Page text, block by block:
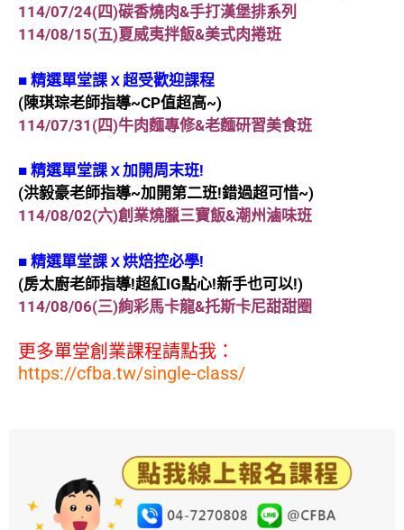
114/07/24(四)碳香燒肉&手打漢堡排系列
114/08/15(五)夏威夷拌飯&美式肉捲班
■ 精選單堂課ｘ超受歡迎課程
(陳琪琮老師指導~CP值超高~)
114/07/31(四)牛肉麵專修&老麵研習美食班
■ 精選單堂課ｘ加開周末班!
(洪毅豪老師指導~加開第二班!錯過超可惜~)
114/08/02(六)創業燒臘三寶飯&潮州滷味班
■ 精選單堂課ｘ烘焙控必學!
(房太廚老師指導!超紅IG點心!新手也可以!)
114/08/06(三)絢彩馬卡龍&托斯卡尼甜甜圈
更多單堂創業課程請點我：
https://cfba.tw/single-class/